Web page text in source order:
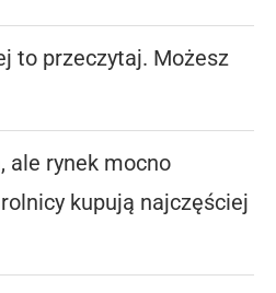
to przeczytaj. Możesz
ale rynek mocno
kupują najczęściej